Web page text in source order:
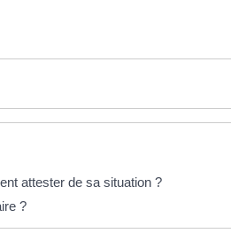
attester de sa situation ?
?